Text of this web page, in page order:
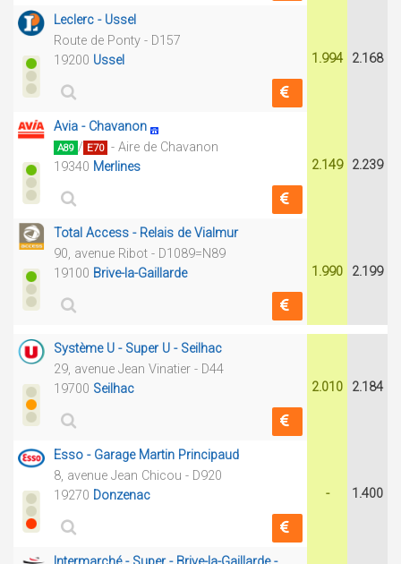
Leclerc - Ussel
Route de Ponty - D157
19200 Ussel 1.994 2.168
Avia - Chavanon
A89 / E70 - Aire de Chavanon
19340 Merlines 2.149 2.239
Total Access - Relais de Vialmur
90, avenue Ribot - D1089=N89
19100 Brive-la-Gaillarde 1.990 2.199
Système U - Super U - Seilhac
29, avenue Jean Vinatier - D44
19700 Seilhac 2.010 2.184
Esso - Garage Martin Principaud
8, avenue Jean Chicou - D920
19270 Donzenac - 1.400